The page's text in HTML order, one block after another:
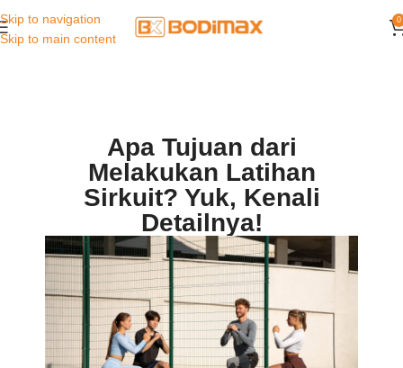
Skip to navigation
Skip to main content
0
Apa Tujuan dari
Melakukan Latihan
Sirkuit? Yuk, Kenali
Detailnya!